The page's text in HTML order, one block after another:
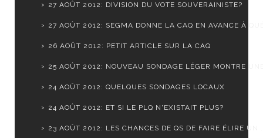
27 AOÛT 2012: DIVISION DU VOTE SOUVERAINISTE?
27 AOÛT 2012: SEGMA DONNE LA CAQ EN AVANCE À
26 AOÛT 2012: PETIT ARTICLE SUR LA CAQ
25 AOÛT 2012: NOUVEAU SONDAGE LÉGER MONTRE
24 AOÛT 2012: QUELQUES SONDAGES LOCAUX
24 AOÛT 2012: ET SI LE PLQ N'EXISTAIT PLUS?
23 AOÛT 2012: LES CHANCES DE QS DE FAIRE ÉLIRE UN